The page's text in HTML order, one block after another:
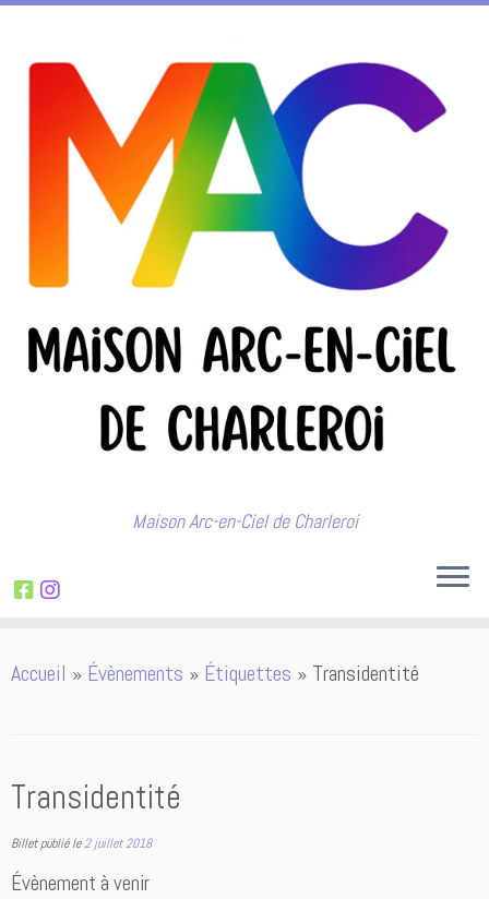
au
Maison Arc-en-Ciel de Charleroi
Accueil » Évènements » Étiquettes » Transidentité
Transidentité
Billet publié le2 juillet 2018
Évènement à venir